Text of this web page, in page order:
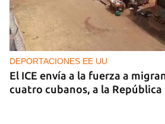
DEPORTACIONES EE UU
El ICE envía a la fuerza a
cuatro cubanos, a la